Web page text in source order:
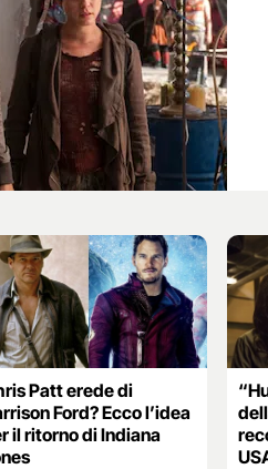
Patt erede di
Ford? Ecco l’idea
il ritorno di Indiana